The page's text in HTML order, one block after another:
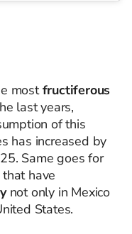
mostfructiferous
last years,
of this
has increased by
Same goes for
have
not only in Mexico
States.